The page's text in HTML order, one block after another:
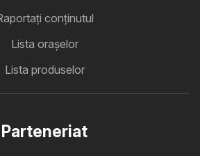
conținutul
Lista oraşelor
Lista produselor
Parteneriat